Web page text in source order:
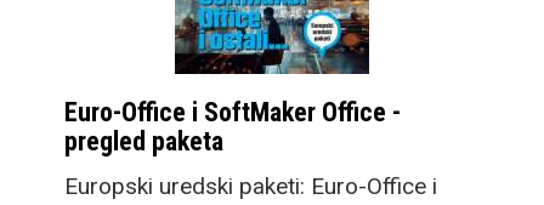
Euro-Office i SoftMaker Office -
pregled paketa
Europski uredski paketi: Euro-Office i